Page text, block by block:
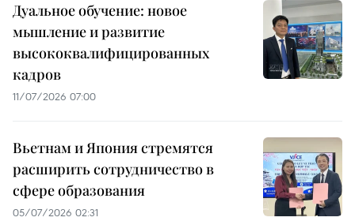
Дуальное обучение: новое
мышление и развитие
высококвалифицированных
кадров
11/07/2026 07:00
Вьетнам и Япония стремятся
расширить сотрудничество в
сфере образования
05/07/2026 02:31